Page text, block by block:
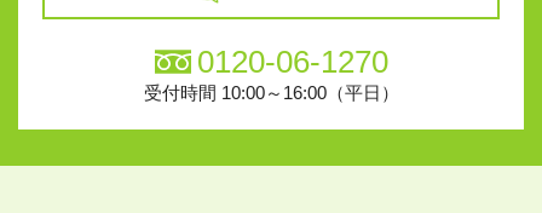
0120-06-1270
受付時間 10:00～16:00（平日）